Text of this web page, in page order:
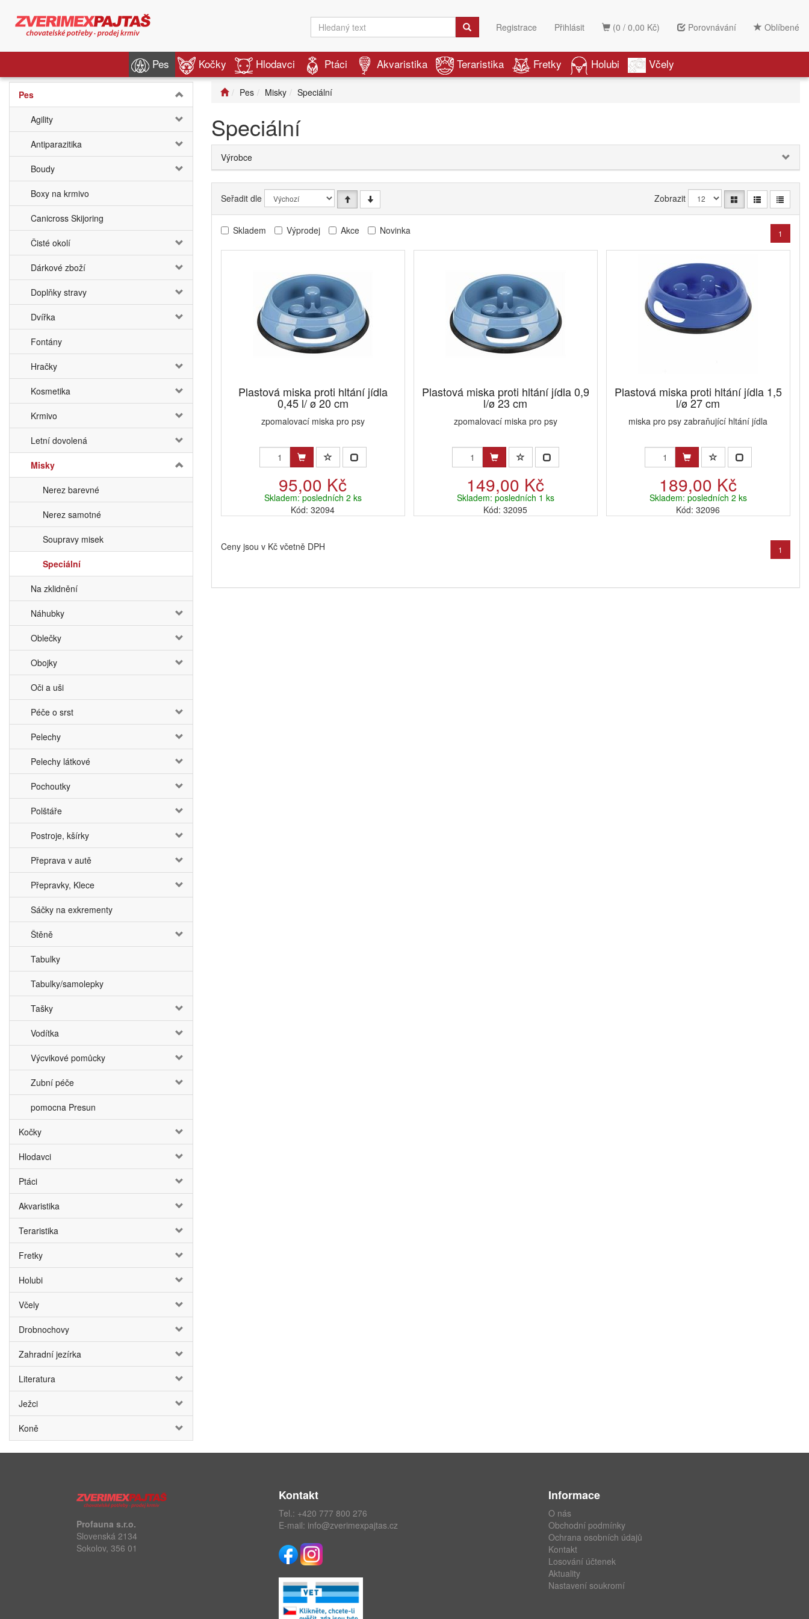
(0 / 0,00 Kč) Porovnávání Oblíbené
Registrace Přihlásit
Pes Kočky Hlodavci Ptáci Akvaristika Teraristika Fretky Holubi Včely
Pes
Agility
Antiparazitika
Boudy
Boxy na krmivo
Canicross Skijoring
Čisté okolí
Dárkové zboží
Doplňky stravy
Dvířka
Fontány
Hračky
Kosmetika
Krmivo
Letní dovolená
Misky
Nerez barevné
Nerez samotné
Soupravy misek
Speciální
Na zklidnění
Náhubky
Oblečky
Obojky
Oči a uši
Péče o srst
Pelechy
Pelechy látkové
Pochoutky
Polštáře
Postroje, kšírky
Přeprava v autě
Přepravky, Klece
Sáčky na exkrementy
Štěně
Tabulky
Tabulky/samolepky
Tašky
Vodítka
Výcvikové pomůcky
Zubní péče
pomocna Presun
Kočky
Hlodavci
Ptáci
Akvaristika
Teraristika
Fretky
Holubi
Včely
Drobnochovy
Zahradní jezírka
Literatura
Ježci
Koně
Pes Misky Speciální
Speciální
Výrobce
Seřadit dle Zobrazit
Skladem Výprodej Akce Novinka 1
Plastová miska proti hltání jídla
0,45 l/ ø 20 cm
zpomalovací miska pro psy
95,00 Kč
Skladem: posledních 2 ks
Kód: 32094
Plastová miska proti hltání jídla 0,9
l/ø 23 cm
zpomalovací miska pro psy
149,00 Kč
Skladem: posledních 1 ks
Kód: 32095
Plastová miska proti hltání jídla 1,5
l/ø 27 cm
miska pro psy zabraňující hltání jídla
189,00 Kč
Skladem: posledních 2 ks
Kód: 32096
Ceny jsou v Kč včetně DPH 1
Profauna s.r.o.
Slovenská 2134
Sokolov, 356 01
Kontakt
Tel.: +420 777 800 276
E-mail: info@zverimexpajtas.cz
Informace
O nás
Obchodní podmínky
Ochrana osobních údajů
Kontakt
Losování účtenek
Aktuality
Nastavení soukromí